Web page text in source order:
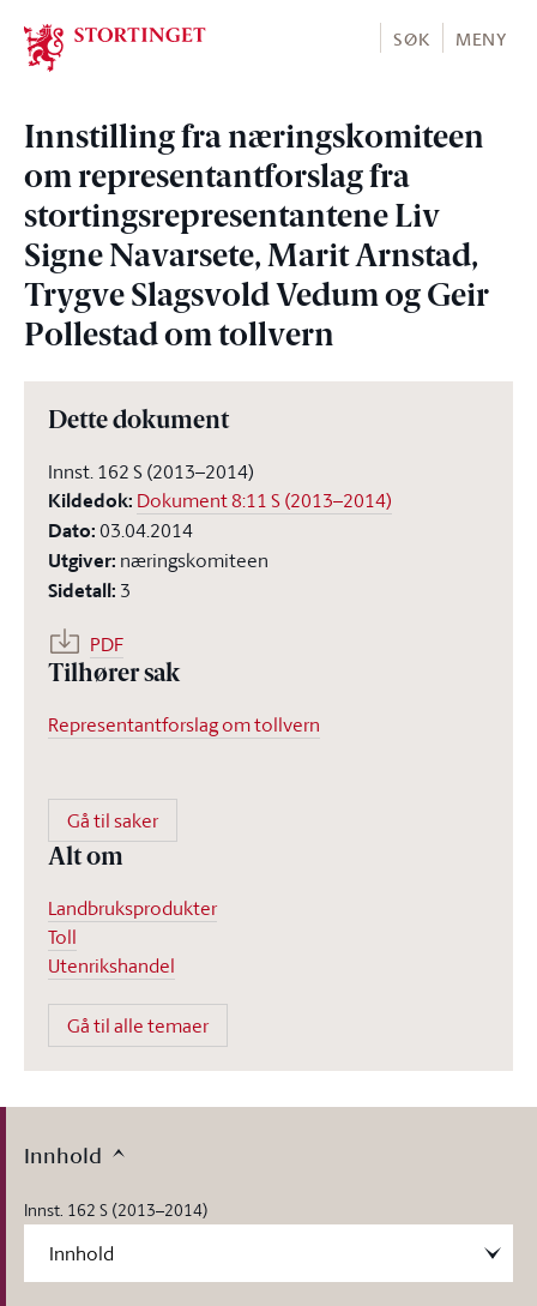
Stortinget.no
SØK MENY
Innstilling fra næringskomiteen
om representantforslag fra
stortingsrepresentantene Liv
Signe Navarsete, Marit Arnstad,
Trygve Slagsvold Vedum og Geir
Pollestad om tollvern
Dette dokument
Innst. 162 S (2013–2014)
Kildedok: Dokument 8:11 S (2013–2014)
Dato:03.04.2014
Utgiver: næringskomiteen
Sidetall: 3
PDF
Tilhører sak
Representantforslag om tollvern
Gå til saker
Alt om
Landbruksprodukter
Toll
Utenrikshandel
Gå til alle temaer
Innhold
Innst. 162 S (2013–2014)